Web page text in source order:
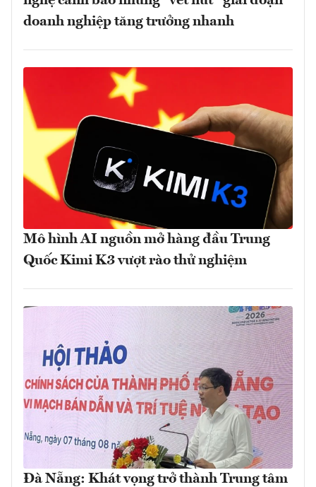
doanh nghiệp tăng trưởng nhanh
Mô hình AI nguồn mở hàng đầu Trung
Quốc Kimi K3 vượt rào thử nghiệm
Đà Nẵng: Khát vọng trở thành Trung tâm